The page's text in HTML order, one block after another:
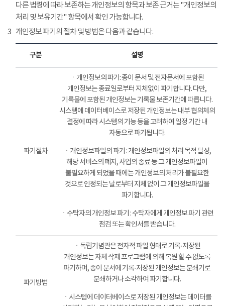
다른 법령에 따라 보존하는 개인정보의 항목과 보존 근거는 "개인정보의
처리 및 보유기간" 항목에서 확인 가능합니다.
3 개인정보 파기의 절차 및 방법은 다음과 같습니다.
구분 설명
파기절차
ㆍ개인정보의 파기: 종이 문서 및 전자문서에 포함된
개인정보는 종료일로부터 지체없이 파기합니다. 다만,
기록물에 포함된 개인정보는 기록물 보존기간에 따릅니다.
시스템에 데이터베이스로 저장된 개인정보는 내부 협의체의
결정에 따라 시스템의 기능 등을 고려하여 일정 기간 내
자동으로 파기됩니다.
ㆍ개인정보파일의 파기 : 개인정보파일의 처리 목적 달성,
해당 서비스의 폐지, 사업의 종료 등 그 개인정보파일이
불필요하게 되었을 때에는 개인정보의 처리가 불필요한
것으로 인정되는 날로부터 지체 없이 그 개인정보파일을
파기합니다.
ㆍ수탁자의 개인정보 파기 : 수탁자에게 개인정보 파기 관련
점검 또는 확인서를 받습니다.
파기방법
ㆍ독립기념관은 전자적 파일 형태로 기록·저장된
개인정보는 자체 삭제 프로그램에 의해 복원 할 수 없도록
파기하며, 종이 문서에 기록·저장된 개인정보는 분쇄기로
분쇄하거나 소각하여 파기합니다.
ㆍ시스템에 데이터베이스로 저장된 개인정보는 데이터를